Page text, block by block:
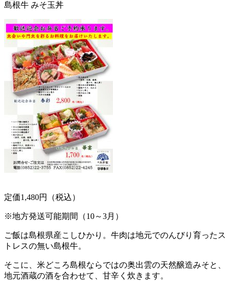
島根牛 みそ玉丼
定価1,480円（税込）
※地方発送可能期間（10～3月）
ご飯は島根県産こしひかり。牛肉は地元でのんびり育ったス
トレスの無い島根牛。
そこに、米どころ島根ならではの奥出雲の天然醸造みそと、
地元酒蔵の酒を合わせて、甘辛く炊きます。